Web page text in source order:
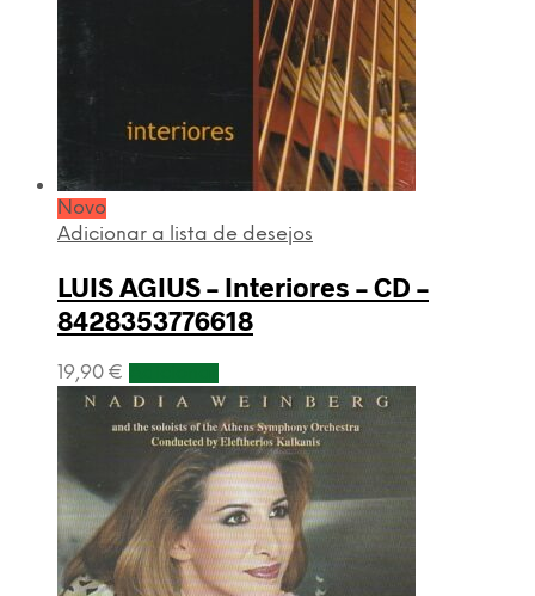
Novo
Adicionar a lista de desejos
LUIS AGIUS – Interiores – CD –
8428353776618
19,90 €